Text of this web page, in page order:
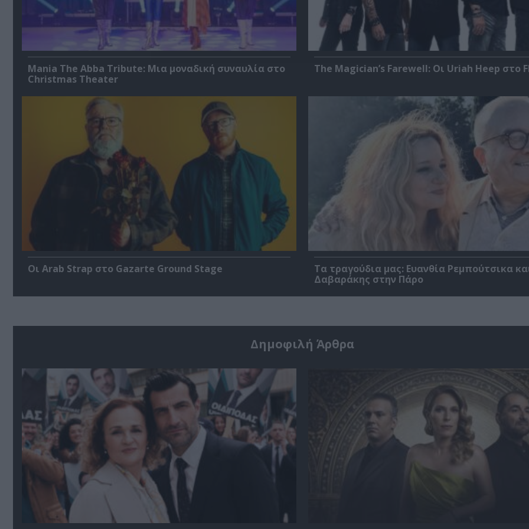
Mania The Abba Tribute: Μια μοναδική συναυλία στο
Christmas Theater
The Magician’s Farewell: Οι Uriah Heep στο
Οι Arab Strap στο Gazarte Ground Stage
Τα τραγούδια μας: Ευανθία Ρεμπούτσικα
Δαβαράκης στην Πάρο
Δημοφιλή Άρθρα